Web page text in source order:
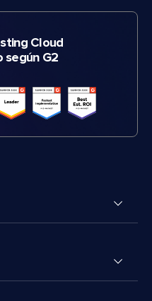
Cloud
según G2